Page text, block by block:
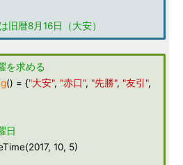
旧暦8月16日（大安）
を求める
() = {"大安", "赤口", "先勝", "友引",
日
10, 5)